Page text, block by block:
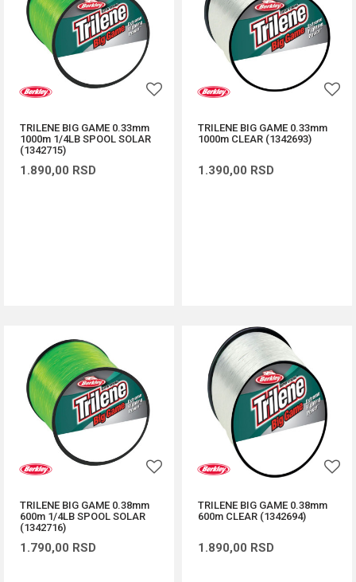
TRILENE BIG GAME 0.33mm
1000m 1/4LB SPOOL SOLAR
(1342715)
1.890,00 RSD
TRILENE BIG GAME 0.33mm
1000m CLEAR (1342693)
1.390,00 RSD
TRILENE BIG GAME 0.38mm
600m 1/4LB SPOOL SOLAR
(1342716)
1.790,00 RSD
TRILENE BIG GAME 0.38mm
600m CLEAR (1342694)
1.890,00 RSD